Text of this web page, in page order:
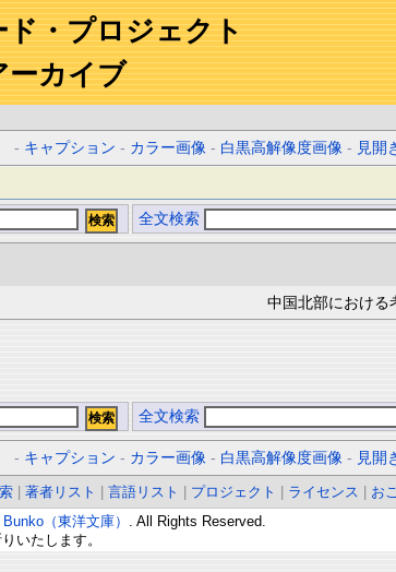
ド・プロジェクト
ーカイブ
- キャプション - カラー画像 - 白黒高解像度画像 - 見開
全文検索
中国北部における
全文検索
- キャプション - カラー画像 - 白黒高解像度画像 - 見開
著者リスト 言語リスト プロジェクト ライセンス お
（東洋文庫）
. All Rights Reserved.
いたします。